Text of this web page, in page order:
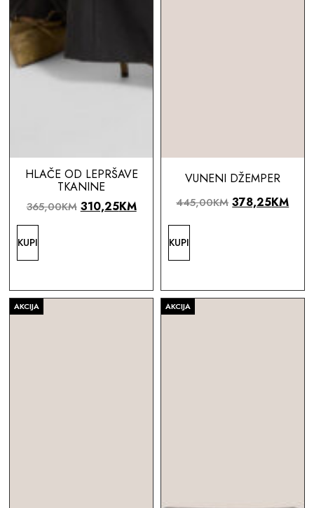
HLAČE OD LEPRŠAVE
TKANINE
365,00KM 310,25KM
KUPI
VUNENI DŽEMPER
445,00KM 378,25KM
KUPI
AKCIJA AKCIJA